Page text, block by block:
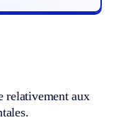
relativement aux